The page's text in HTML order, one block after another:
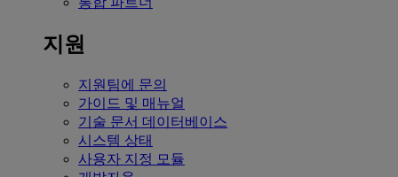
지원
지원팀에 문의
가이드 및 매뉴얼
기술 문서 데이터베이스
시스템 상태
사용자 지정 모듈